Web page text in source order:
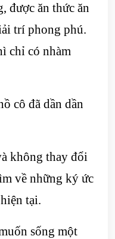
được ăn thức ăn
trí phong phú.
chỉ có nhàm
cô đã dần dần
không thay đổi
về những ký ức
tại.
sống một